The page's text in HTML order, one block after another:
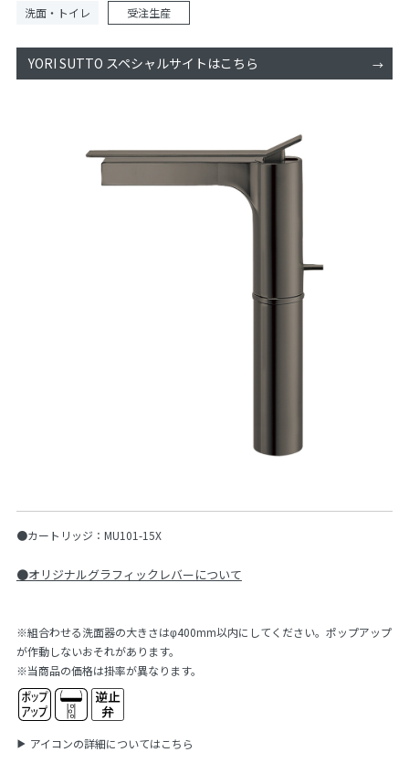
洗面・トイレ 受注生産
YORI SUTTO スペシャルサイトはこちら
●カートリッジ：MU101-15X
●オリジナルグラフィックレバーについて
※組合わせる洗面器の大きさはφ400mm以内にしてください。ポップアップ
が作動しないおそれがあります。
※当商品の価格は掛率が異なります。
アイコンの詳細についてはこちら